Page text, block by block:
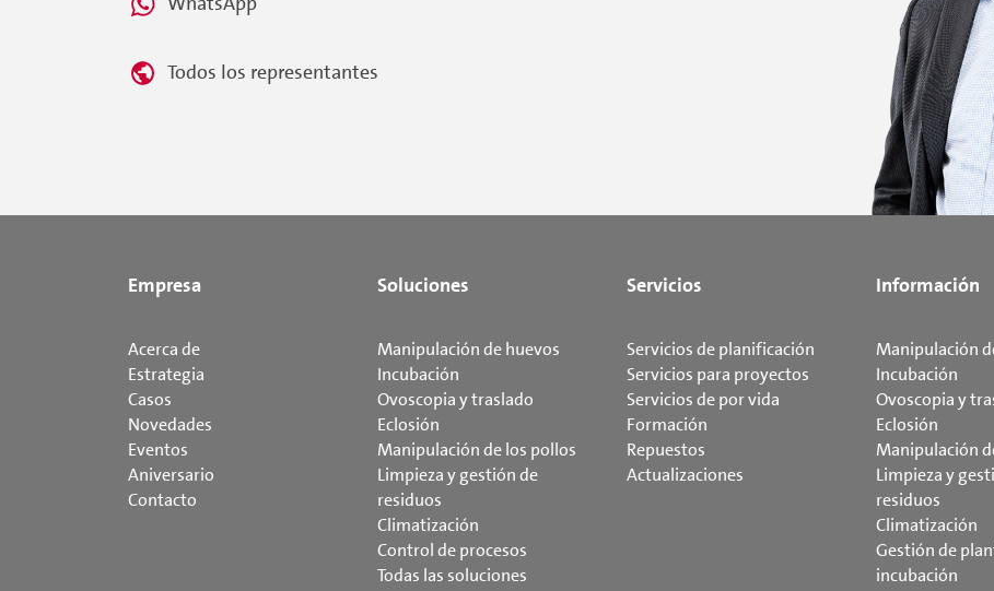
Todos los representantes
Empresa
Acerca de
Estrategia
Casos
Novedades
Eventos
Aniversario
Contacto
Soluciones
Manipulación de huevos
Incubación
Ovoscopia y traslado
Eclosión
Manipulación de los pollos
Limpieza y gestión de
residuos
Climatización
Control de procesos
Todas las soluciones
Servicios
Servicios de planificación
Servicios para proyectos
Servicios de por vida
Formación
Repuestos
Actualizaciones
Información
Manipulación
Incubación
Ovoscopia y
Eclosión
Manipulación
Limpieza y
residuos
Climatización
Gestión de
incubación